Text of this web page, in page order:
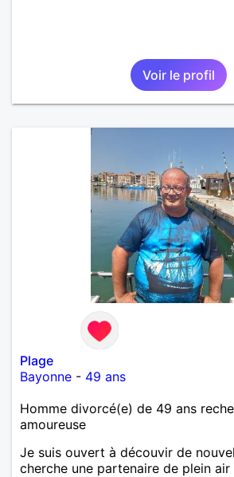
Voir le profil
Plage
Bayonne - 49 ans
Homme divorcé(e) de 49 ans
amoureuse
Je suis ouvert à découvir de
cherche une partenaire de plein air